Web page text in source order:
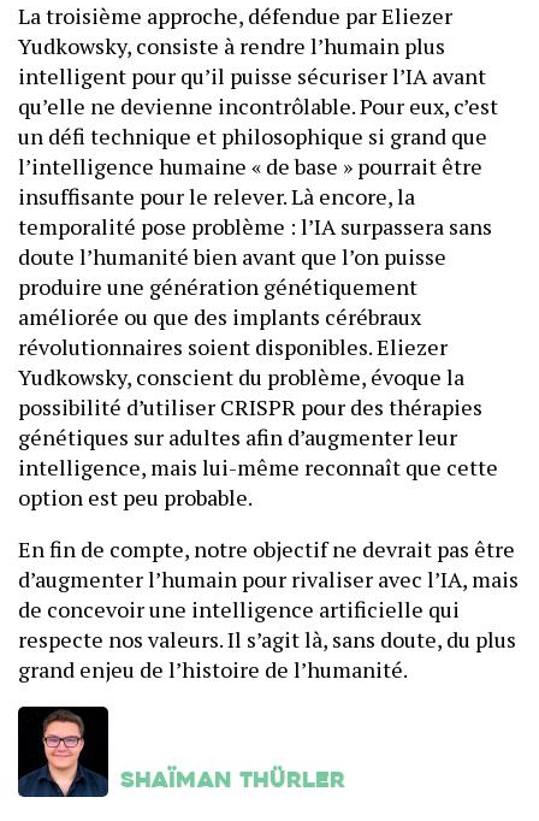
La troisième approche, défendue par Eliezer
Yudkowsky, consiste à rendre l’humain plus
intelligent pour qu’il puisse sécuriser l’IA avant
qu’elle ne devienne incontrôlable. Pour eux, c’est
un défi technique et philosophique si grand que
l’intelligence humaine « de base » pourrait être
insuffisante pour le relever. Là encore, la
temporalité pose problème : l’IA surpassera sans
doute l’humanité bien avant que l’on puisse
produire une génération génétiquement
améliorée ou que des implants cérébraux
révolutionnaires soient disponibles. Eliezer
Yudkowsky, conscient du problème, évoque la
possibilité d’utiliser CRISPR pour des thérapies
génétiques sur adultes afin d’augmenter leur
intelligence, mais lui-même reconnaît que cette
option est peu probable.
En fin de compte, notre objectif ne devrait pas être
d’augmenter l’humain pour rivaliser avec l’IA, mais
de concevoir une intelligence artificielle qui
respecte nos valeurs. Il s’agit là, sans doute, du plus
grand enjeu de l’histoire de l’humanité.
Shaïman Thürler